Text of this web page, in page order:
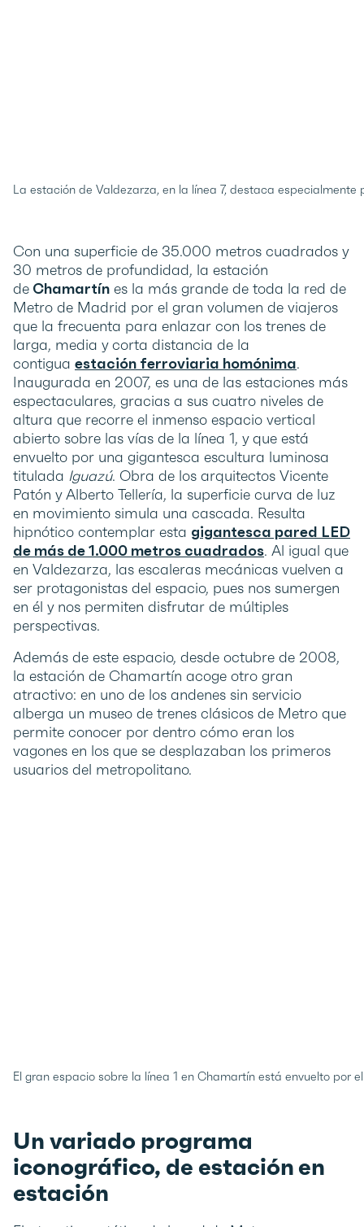
La estación de Valdezarza, en la línea 7, destaca
Con una superficie de 35.000 metros cuadrados y
30 metros de profundidad, la estación
de Chamartín es la más grande de toda la red de
Metro de Madrid por el gran volumen de viajeros
que la frecuenta para enlazar con los trenes de
larga, media y corta distancia de la
contigua estación ferroviaria homónima.
Inaugurada en 2007, es una de las estaciones más
espectaculares, gracias a sus cuatro niveles de
altura que recorre el inmenso espacio vertical
abierto sobre las vías de la línea 1, y que está
envuelto por una gigantesca escultura luminosa
titulada Iguazú. Obra de los arquitectos Vicente
Patón y Alberto Tellería, la superficie curva de luz
en movimiento simula una cascada. Resulta
hipnótico contemplar esta gigantesca pared LED
de más de 1.000 metros cuadrados. Al igual que
en Valdezarza, las escaleras mecánicas vuelven a
ser protagonistas del espacio, pues nos sumergen
en él y nos permiten disfrutar de múltiples
perspectivas.
Además de este espacio, desde octubre de 2008,
la estación de Chamartín acoge otro gran
atractivo: en uno de los andenes sin servicio
alberga un museo de trenes clásicos de Metro que
permite conocer por dentro cómo eran los
vagones en los que se desplazaban los primeros
usuarios del metropolitano.
El gran espacio sobre la línea 1 en Chamartín está envuelto por
Un variado programa
iconográfico, de estación en
estación